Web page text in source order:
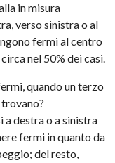
in misura
verso sinistra o al
fermi al centro
nel 50% dei casi.
quando un terzo
destra o a sinistra
fermi in quanto da
del resto,